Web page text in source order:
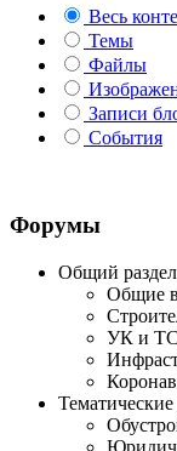
Весь
Темы
Файлы
Записи
События
Форумы
Общий раздел
Общие
УК и